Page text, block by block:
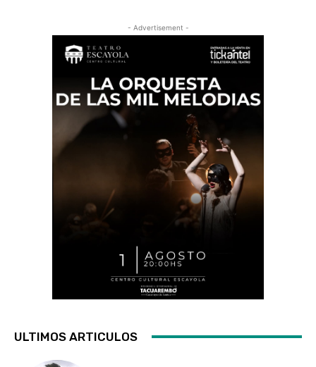
- Advertisement -
ULTIMOS ARTICULOS